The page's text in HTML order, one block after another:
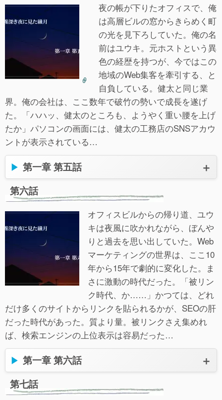
夜の帳が下りたオフィスで、俺
は高層ビルの窓からきらめく町
の光を見下ろしていた。俺の名
前はユウキ。元ホストという異
色の経歴を持つが、今ではこの
地域のWeb集客を牽引する、と
自負している。健太と同じ業
界。俺の会社は、ここ数年で破竹の勢いで成長を遂げ
た。「ハハッ、健太のところも、ようやく重い腰を上げ
たか」パソコンの画面には、健太の工務店のSNSアカウ
ントが表示されている…
第一章 第五話
第六話
オフィスビルからの帰り道、ユウ
キは夜風に吹かれながら、ぼんや
りと過去を思い出していた。Web
マーケティングの世界は、ここ10
年から15年で劇的に変化した。ま
さに激動の時代だった。「被リン
ク時代、か……」かつては、どれ
だけ多くのサイトからリンクを貼られるかが、SEOの肝
だった時代があった。質より量。被リンクさえ集めれ
ば、検索エンジンの上位表示は容易だった…
第一章 第六話
第七話